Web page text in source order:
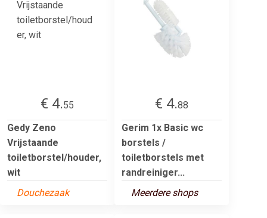
€ 4.55
Gedy Zeno
Vrijstaande
toiletborstel/houder,
wit
Douchezaak
€ 4.88
Gerim 1x Basic wc
borstels /
toiletborstels met
randreiniger...
Meerdere shops